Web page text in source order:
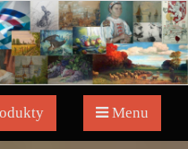
Menu